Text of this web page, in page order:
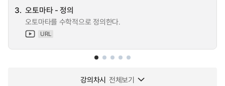
3. 오토마타 - 정의
오토마타를 수학적으로 정의한다.
URL
강의차시 전체보기